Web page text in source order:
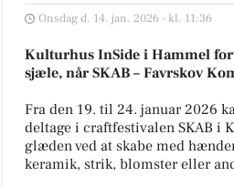
Onsdag d. 14. jan. 2026 - kl. 11:36
Kulturhus InSide i Hammel
sjæle, når SKAB – Favrskov
Fra den 19. til 24. januar 2026
deltage i craftfestivalen SKAB i
glæden ved at skabe med
keramik, strik, blomster eller